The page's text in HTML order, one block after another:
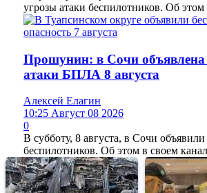
угрозы атаки беспилотников. Об этом
Прошунин: в Сочи объявлена
атаки БПЛА 8 августа
Алексей Елагин
10:25 Август 08 2026
0
В субботу, 8 августа, в Сочи объявили
беспилотников. Об этом в своем